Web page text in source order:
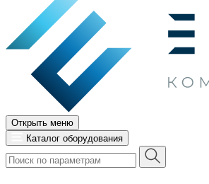
Открыть меню
Каталог оборудования